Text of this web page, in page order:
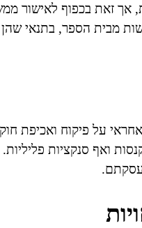
אך זאת בכפוף לאישור
מבית הספר, בתנאי
על פיקוח ואכיפת
ואף סנקציות